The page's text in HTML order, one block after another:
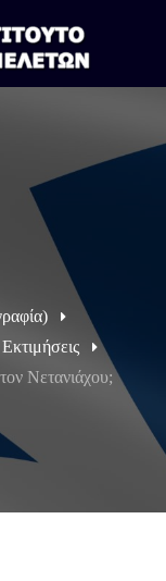
Νετανιάχου;